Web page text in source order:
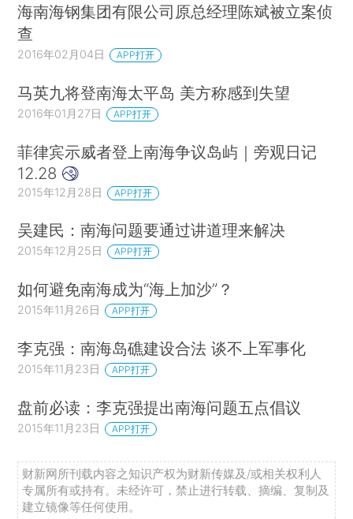
海南海钢集团有限公司原总经理陈斌被立案侦
查
2016年02月04日 APP打开
马英九将登南海太平岛 美方称感到失望
2016年01月27日 APP打开
菲律宾示威者登上南海争议岛屿｜旁观日记
12.28
2015年12月28日 APP打开
吴建民：南海问题要通过讲道理来解决
2015年12月25日 APP打开
如何避免南海成为“海上加沙”？
2015年11月26日 APP打开
李克强：南海岛礁建设合法 谈不上军事化
2015年11月23日 APP打开
盘前必读：李克强提出南海问题五点倡议
2015年11月23日 APP打开
财新网所刊载内容之知识产权为财新传媒及/或相关权利人
专属所有或持有。未经许可，禁止进行转载、摘编、复制及
建立镜像等任何使用。